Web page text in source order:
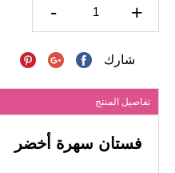
- +
شارك
تفاصيل المنتج
فستان سهرة أخضر